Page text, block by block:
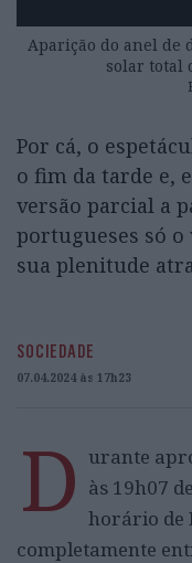
Aparição do anel de
solar total
Por cá, o
o fim da tarde e,
versão parcial a
portugueses só
sua plenitude
SOCIEDADE
07.04.2024 às 17h23
D urante
às 19h07
horário de
completamente